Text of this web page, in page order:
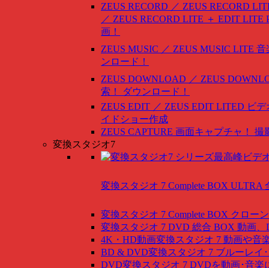
ZEUS RECORD ／ ZEUS RECORD
／ ZEUS RECORD LITE ＋ EDIT LITE
画！
ZEUS MUSIC ／ ZEUS MUSIC LITE 音
ンロード！
ZEUS DOWNLOAD ／ ZEUS
索！ ダウンロード！
ZEUS EDIT ／ ZEUS EDIT LITED ビ
イドショー作成
ZEUS CAPTURE 画面キャプチャ！ 撮
変換スタジオ7
変換スタジオ 7 Complete BOX ULTRA
変換スタジオ 7 Complete BOX クロー
変換スタジオ 7 DVD 総合 BOX 動画、
4K・HD動画変換スタジオ 7 動画や音
BD & DVD変換スタジオ 7 ブルーレイ
DVD変換スタジオ 7 DVDを動画･音楽